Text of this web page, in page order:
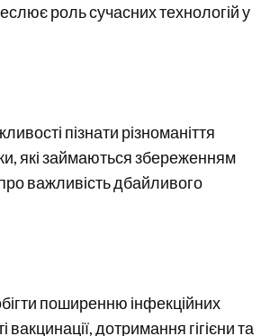
роль сучасних технологій у
пізнати різноманіття
які займаються збереженням
важливість дбайливого
поширенню інфекційних
дотримання гігієни та